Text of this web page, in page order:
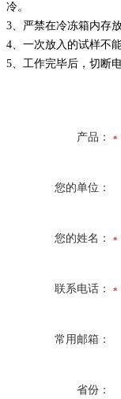
冷。
3、严禁在冷冻箱内存
4、一次放入的试样不
5、工作完毕后，切断
产品：
您的单位：
您的姓名：
联系电话：
常用邮箱：
省份：